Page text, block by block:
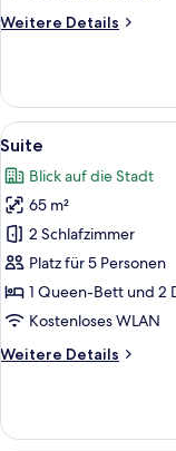
Weitere Details
Weitere
Doppelzimmer
Alle
Fotos
für
Suite
anzeigen
12
Suite
Blick auf die Stadt
65 m²
2 Schlafzimmer
Platz für 5 Personen
1 Queen-Bett und 2
Kostenloses WLAN
Weitere Details
Weitere